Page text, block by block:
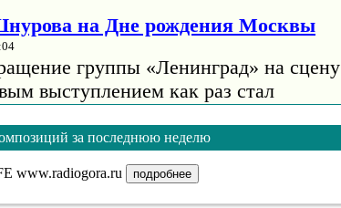
на Дне рождения Москвы
группы «Ленинград» на сцену
выступлением как раз стал
и "огромное количество
из старого состава".
начинал карьеру с танцев
за последнюю неделю
www.radiogora.ru подробнее